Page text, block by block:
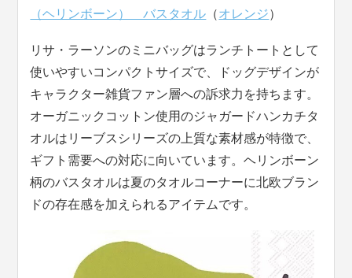
（ヘリンボーン） バスタオル （オレンジ）
リサ・ラーソンのミニバッグはランチトートとして
使いやすいコンパクトサイズで、ドッグデザインが
キャラクター雑貨ファン層への訴求力を持ちます。
オーガニックコットン使用のジャガードハンカチタ
オルはリーブスシリーズの上質な素材感が特徴で、
ギフト需要への対応に向いています。ヘリンボーン
柄のバスタオルは夏のタオルコーナーに北欧ブラン
ドの存在感を加えられるアイテムです。